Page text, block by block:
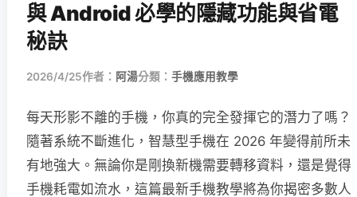
與 Android 必學的隱藏功能與省電
秘訣
2026/4/25作者： 阿湯分類： 手機應用教學
每天形影不離的手機，你真的完全發揮它的潛力了嗎？
隨著系統不斷進化，智慧型手機在 2026 年變得前所未
有地強大。無論你是剛換新機需要轉移資料，還是覺得
手機耗電如流水，這篇最新手機教學將為你揭密多數人